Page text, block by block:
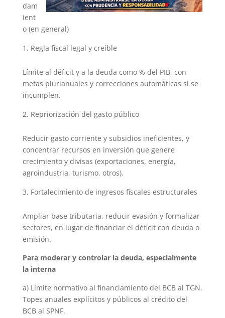
dam
ient
o (en general)
Regla fiscal legal y creíble
Límite al déficit y a la deuda como % del PIB, con
metas plurianuales y correcciones automáticas si se
incumplen.
Repriorización del gasto público
Reducir gasto corriente y subsidios ineficientes, y
concentrar recursos en inversión que genere
crecimiento y divisas (exportaciones, energía,
agroindustria, turismo, otros).
Fortalecimiento de ingresos fiscales estructurales
Ampliar base tributaria, reducir evasión y formalizar
sectores, en lugar de financiar el déficit con deuda o
emisión.
Para moderar y controlar la deuda, especialmente
la interna
a) Límite normativo al financiamiento del BCB al TGN.
Topes anuales explícitos y públicos al crédito del
BCB al SPNF.